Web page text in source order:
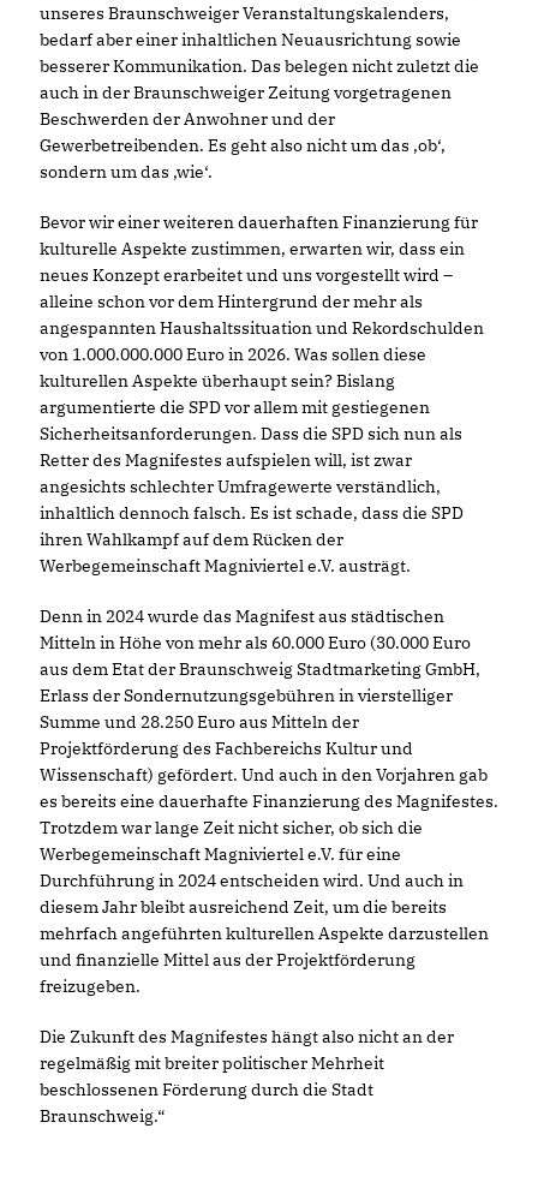
unseres Braunschweiger Veranstaltungskalenders,
bedarf aber einer inhaltlichen Neuausrichtung sowie
besserer Kommunikation. Das belegen nicht zuletzt die
auch in der Braunschweiger Zeitung vorgetragenen
Beschwerden der Anwohner und der
Gewerbetreibenden. Es geht also nicht um das ‚ob‘,
sondern um das ‚wie‘.
Bevor wir einer weiteren dauerhaften Finanzierung für
kulturelle Aspekte zustimmen, erwarten wir, dass ein
neues Konzept erarbeitet und uns vorgestellt wird –
alleine schon vor dem Hintergrund der mehr als
angespannten Haushaltssituation und Rekordschulden
von 1.000.000.000 Euro in 2026. Was sollen diese
kulturellen Aspekte überhaupt sein? Bislang
argumentierte die SPD vor allem mit gestiegenen
Sicherheitsanforderungen. Dass die SPD sich nun als
Retter des Magnifestes aufspielen will, ist zwar
angesichts schlechter Umfragewerte verständlich,
inhaltlich dennoch falsch. Es ist schade, dass die SPD
ihren Wahlkampf auf dem Rücken der
Werbegemeinschaft Magniviertel e.V. austrägt.
Denn in 2024 wurde das Magnifest aus städtischen
Mitteln in Höhe von mehr als 60.000 Euro (30.000 Euro
aus dem Etat der Braunschweig Stadtmarketing GmbH,
Erlass der Sondernutzungsgebühren in vierstelliger
Summe und 28.250 Euro aus Mitteln der
Projektförderung des Fachbereichs Kultur und
Wissenschaft) gefördert. Und auch in den Vorjahren gab
es bereits eine dauerhafte Finanzierung des Magnifestes.
Trotzdem war lange Zeit nicht sicher, ob sich die
Werbegemeinschaft Magniviertel e.V. für eine
Durchführung in 2024 entscheiden wird. Und auch in
diesem Jahr bleibt ausreichend Zeit, um die bereits
mehrfach angeführten kulturellen Aspekte darzustellen
und finanzielle Mittel aus der Projektförderung
freizugeben.
Die Zukunft des Magnifestes hängt also nicht an der
regelmäßig mit breiter politischer Mehrheit
beschlossenen Förderung durch die Stadt
Braunschweig.“